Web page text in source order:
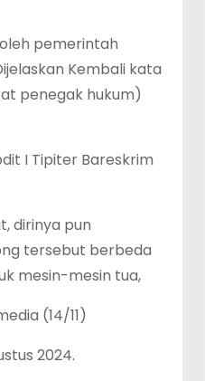
pemerintah
Kembali kata
penegak hukum)
I Tipiter Bareskrim
dirinya pun
tersebut berbeda
mesin-mesin tua,
(14/11)
2024.